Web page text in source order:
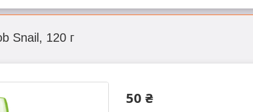
Snail, 120 г
50 ₴